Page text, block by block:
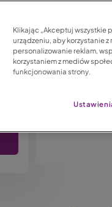
Klikając „Akceptuj wszystkie
urządzeniu, aby korzystanie
personalizowanie reklam,
korzystaniem z mediów
funkcjonowania strony.